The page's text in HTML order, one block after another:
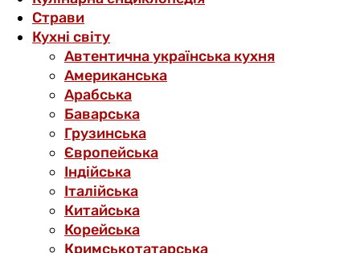
Страви
Кухні світу
Автентична українська кухня
Американська
Арабська
Баварська
Грузинська
Європейська
Індійська
Італійська
Китайська
Корейська
Кримськотатарська